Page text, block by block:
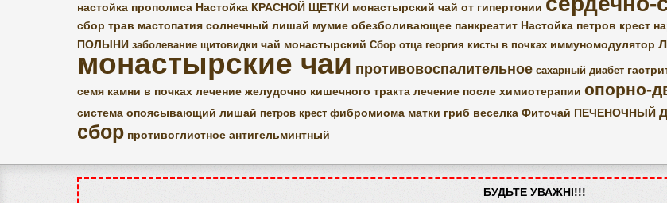
настойка прополиса Настойка КРАСНОЙ ЩЕТКИ монастырский чай от гипертонии
сбор трав мастопатия солнечный лишай мумие обезболивающее панкреатит Настойка петров крест
ПОЛЫНИ заболевание щитовидки чай монастырский Сбор отца георгия кисты в почках иммуномодулятор
монастырские чаи противовоспалительное сахарный диабет
семя камни в почках лечение желудочно кишечного тракта лечение после химиотерапии опорно-
система опоясывающий лишай петров крест фибромиома матки гриб веселка Фиточай ПЕЧЕНОЧНЫЙ
сбор противоглистное антигельминтный
БУДЬТЕ УВАЖНІ!!!